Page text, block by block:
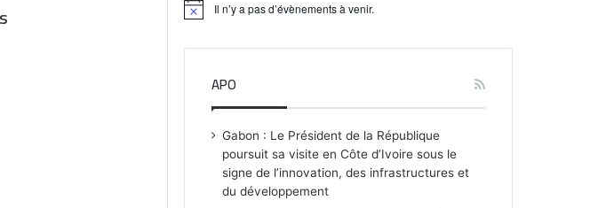
N
Il n’y a pas d’évènements à venir.
APO
Gabon : Le Président de la République
poursuit sa visite en Côte d’Ivoire sous le
signe de l’innovation, des infrastructures et
du développement